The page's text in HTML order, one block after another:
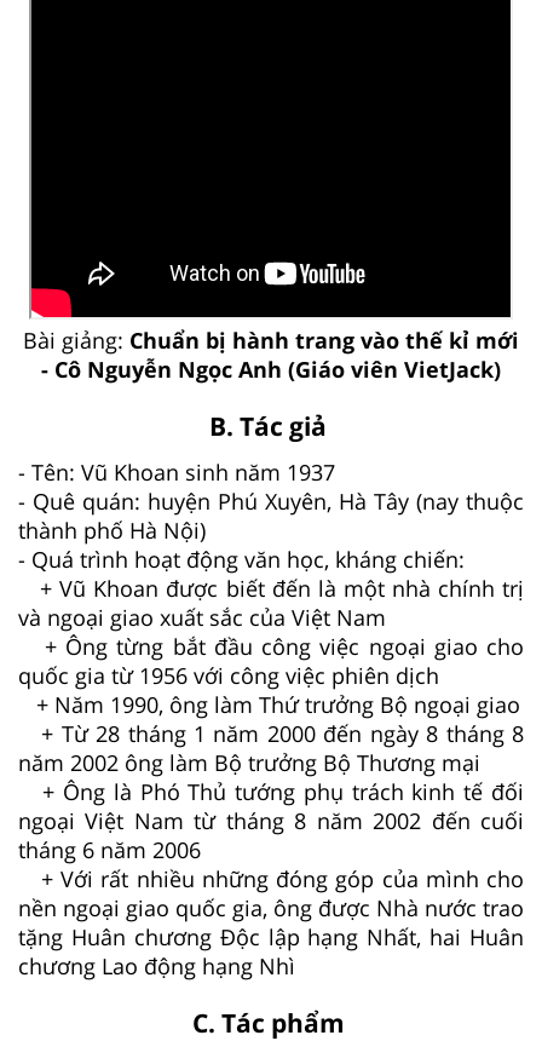
Bài giảng: Chuẩn bị hành trang vào thế kỉ mới
- Cô Nguyễn Ngọc Anh (Giáo viên VietJack)
B. Tác giả
- Tên: Vũ Khoan sinh năm 1937
- Quê quán: huyện Phú Xuyên, Hà Tây (nay thuộc
thành phố Hà Nội)
- Quá trình hoạt động văn học, kháng chiến:
+ Vũ Khoan được biết đến là một nhà chính trị
và ngoại giao xuất sắc của Việt Nam
+ Ông từng bắt đầu công việc ngoại giao cho
quốc gia từ 1956 với công việc phiên dịch
+ Năm 1990, ông làm Thứ trưởng Bộ ngoại giao
+ Từ 28 tháng 1 năm 2000 đến ngày 8 tháng 8
năm 2002 ông làm Bộ trưởng Bộ Thương mại
+ Ông là Phó Thủ tướng phụ trách kinh tế đối
ngoại Việt Nam từ tháng 8 năm 2002 đến cuối
tháng 6 năm 2006
+ Với rất nhiều những đóng góp của mình cho
nền ngoại giao quốc gia, ông được Nhà nước trao
tặng Huân chương Độc lập hạng Nhất, hai Huân
chương Lao động hạng Nhì
C. Tác phẩm